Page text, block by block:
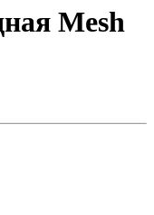
Mesh